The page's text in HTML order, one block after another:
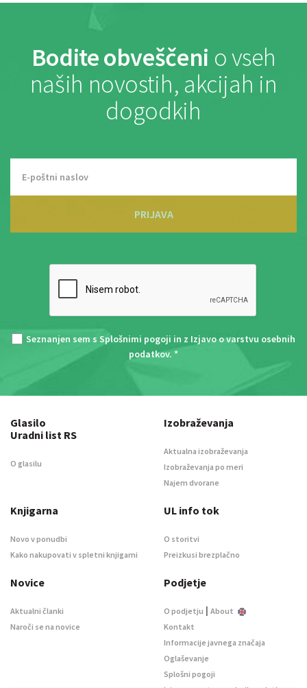
Bodite obveščeni o vseh
naših novostih, akcijah in
dogodkih
PRIJAVA
Seznanjen sem s Splošnimi pogoji in z Izjavo o varstvu osebnih
podatkov. *
Glasilo
Uradni list RS
O glasilu
Izobraževanja
Aktualna izobraževanja
Izobraževanja po meri
Najem dvorane
Knjigarna
Novo v ponudbi
Kako nakupovati v spletni knjigarni
UL info tok
O storitvi
Preizkusi brezplačno
Novice
Aktualni članki
Naroči se na novice
Podjetje
O podjetju | About
Kontakt
Informacije javnega značaja
Oglaševanje
Splošni pogoji